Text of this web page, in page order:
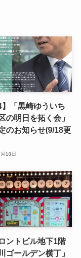
】「黒崎ゆういち
の明日を拓く会」
のお知らせ(9/18更
18日
ントビル地下1階
ゴールデン横丁」